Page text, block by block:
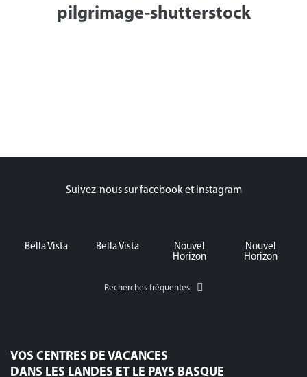
pilgrimage-shutterstock
Suivez-nous sur facebook et instagram
Bella Vista Bella Vista
Nouvel
Horizon
Nouvel
Horizon
Recherches fréquentes
VOS CENTRES DE VACANCES
DANS LES LANDES ET LE PAYS BASQUE